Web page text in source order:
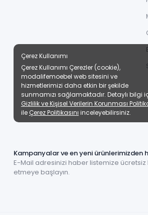
Kampanyalar ve en yeni ürünlerimizden
E-Mail adresinizi haber listemize
etmeye başlayın.
Çerez Kullanımı
Çerez Kullanımı Çerezler (cookie),
modalifemoebel web sitesini ve
hizmetlerimizi daha etkin bir şekilde
sunmamızı sağlamaktadır. Detaylı bilgi
Gizlilik ve Kişisel Verilerin Korunması
ile Çerez Politikasını inceleyebilirsiniz.